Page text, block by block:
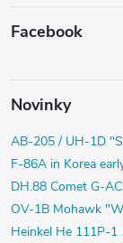
Facebook
Novinky
AB-205 / UH-1D
F-86A in Korea
DH.88 Comet G-
OV-1B Mohawk
Heinkel He 111P-1